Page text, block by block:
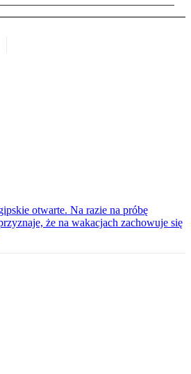
otwarte. Na razie na próbę
że na wakacjach zachowuje się